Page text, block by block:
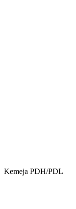
Kemeja PDH/PDL